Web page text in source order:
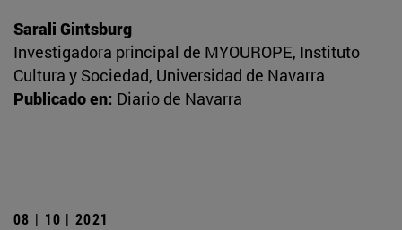
Sarali Gintsburg
Investigadora principal de MYOUROPE, Instituto
Cultura y Sociedad, Universidad de Navarra
Publicado en: Diario de Navarra
08 | 10 | 2021